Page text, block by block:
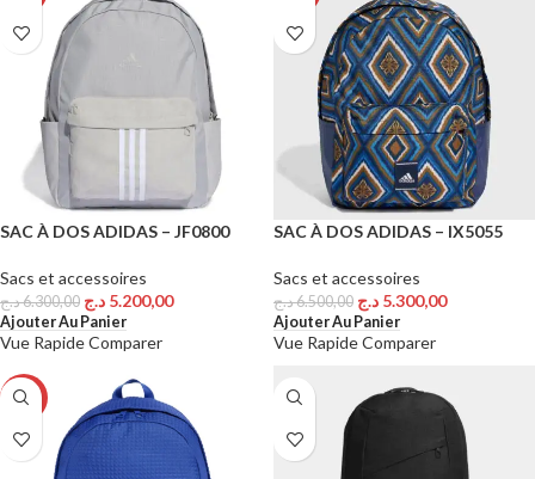
SAC À DOS ADIDAS – JF0800
Sacs et accessoires
6.300,00د.ج 5.200,00 د.ج
Ajouter Au Panier
Vue RapideComparer
SAC À DOS ADIDAS – IX5055
Sacs et accessoires
6.500,00د.ج 5.300,00 د.ج
Ajouter Au Panier
Vue RapideComparer
-16%